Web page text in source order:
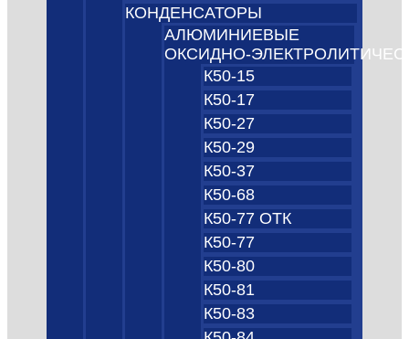
КОНДЕНСАТОРЫ
АЛЮМИНИЕВЫЕ
К50-15
К50-17
К50-27
К50-29
К50-37
К50-68
К50-77 ОТК
К50-77
К50-80
К50-81
К50-83